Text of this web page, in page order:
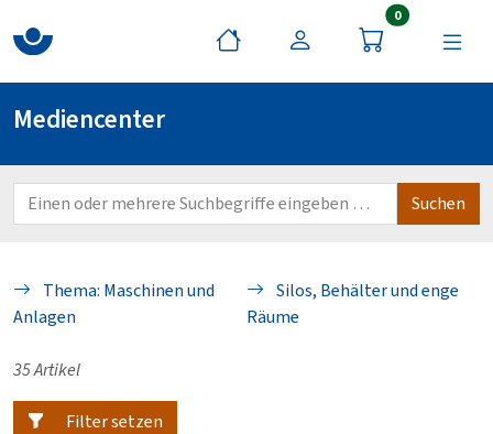
0Artikel im
Mediencenter
Thema: Maschinen und
Anlagen
Silos, Behälter und enge
Räume
35 Artikel
Filter setzen